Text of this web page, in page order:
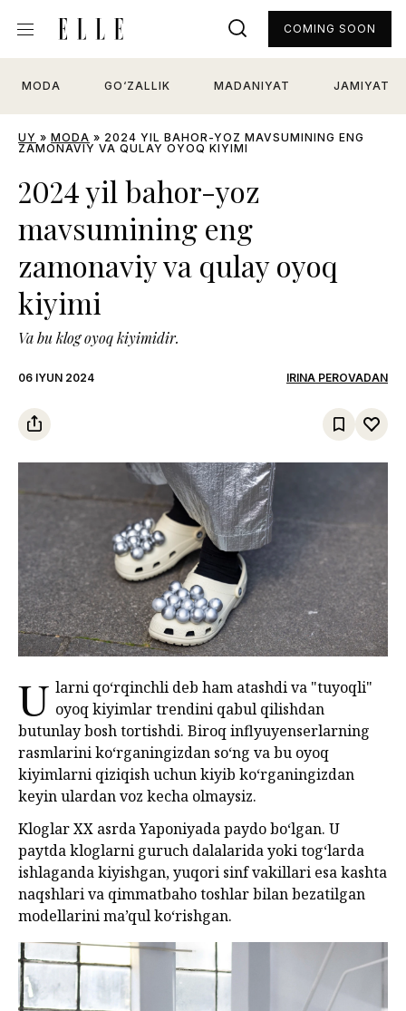
MODA GO‘ZALLIK MADANIYAT JAMIYAT
COMING SOON
UY » MODA » 2024 YIL BAHOR-YOZ MAVSUMINING ENG
ZAMONAVIY VA QULAY OYOQ KIYIMI
2024 yil bahor-yoz
mavsumining eng
zamonaviy va qulay oyoq
kiyimi
Va bu klog oyoq kiyimidir.
06 IYUN 2024 IRINA PEROVADAN
U larni qoʻrqinchli deb ham atashdi va "tuyoqli"
oyoq kiyimlar trendini qabul qilishdan
butunlay bosh tortishdi. Biroq inflyuyenserlarning
rasmlarini ko‘rganingizdan so‘ng va bu oyoq
kiyimlarni qiziqish uchun kiyib ko‘rganingizdan
keyin ulardan voz kecha olmaysiz.
Kloglar XX asrda Yaponiyada paydo bo‘lgan. U
paytda kloglarni guruch dalalarida yoki tog‘larda
ishlaganda kiyishgan, yuqori sinf vakillari esa kashta
naqshlari va qimmatbaho toshlar bilan bezatilgan
modellarini ma’qul ko‘rishgan.